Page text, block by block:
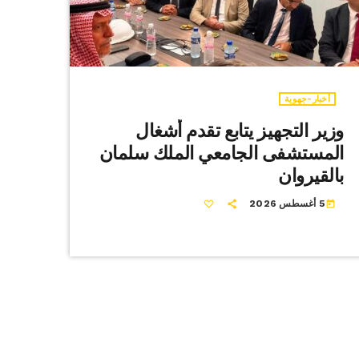
أخبار-جهوية
وزير التجهيز يتابع تقدم أشغال
المستشفى الجامعي الملك سلمان
بالقيروان
today 5 أغسطس 2026